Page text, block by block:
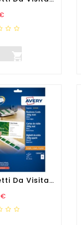

Biglietti Da Visita - 85 X...